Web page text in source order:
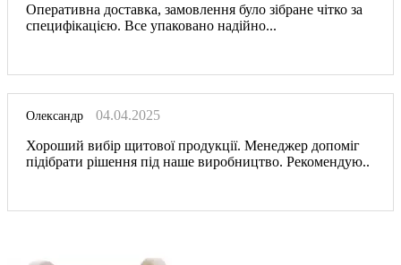
Оперативна доставка, замовлення було зібране чітко за
специфікацією. Все упаковано надійно...
Олександр
04.04.2025
Хороший вибір щитової продукції. Менеджер допоміг
підібрати рішення під наше виробництво. Рекомендую..